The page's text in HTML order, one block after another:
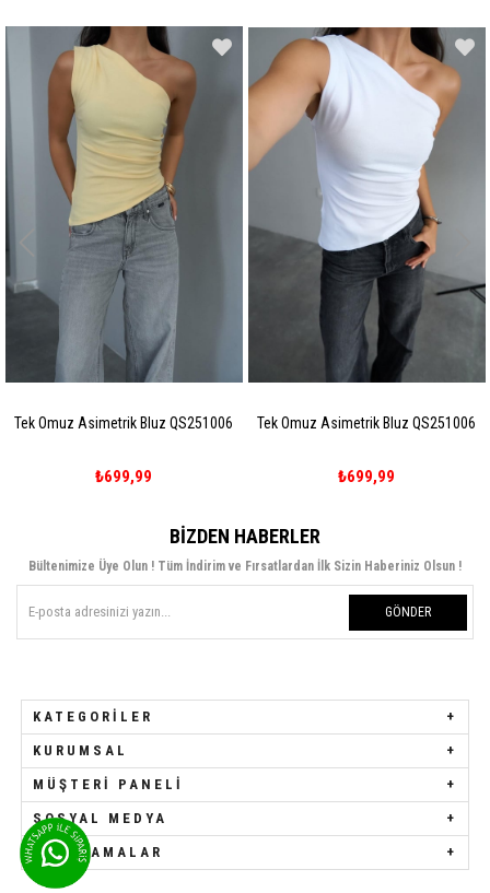
Tek Omuz Asimetrik Bluz QS251006
₺699,99
Tek Omuz Asimetrik Bluz QS251006
₺699,99
BIZDEN HABERLER
Bültenimize Üye Olun ! Tüm İndirim ve Fırsatlardan İlk Sizin Haberiniz Olsun !
GÖNDER
KATEGORILER
KURUMSAL
MÜŞTERI PANELI
SOSYAL MEDYA
UYGULAMALAR